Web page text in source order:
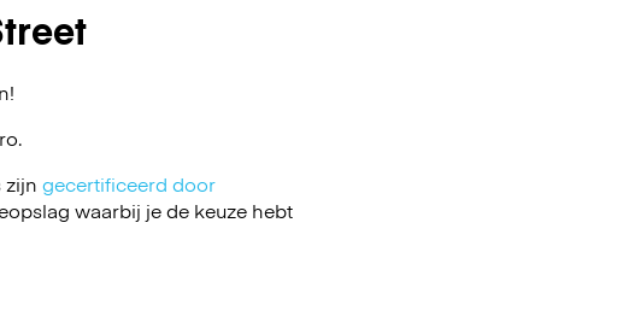
.
zijn gecertificeerd door
waarbij je de keuze hebt